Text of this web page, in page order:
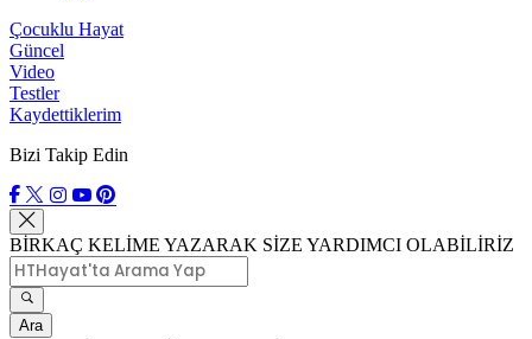
Çocuklu Hayat
Güncel
Video
Testler
Kaydettiklerim
Bizi Takip Edin
BİRKAÇ KELİME YAZARAK SİZE YARDIMCI OLABİLİRİZ
Ara